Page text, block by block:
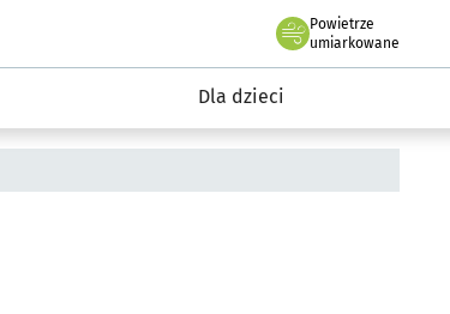
Powietrze
we Wrocławiu
umiarkowane
Dla dzieci